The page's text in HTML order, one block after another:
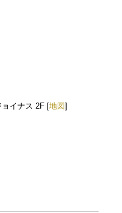
ョイナス 2F [地図]